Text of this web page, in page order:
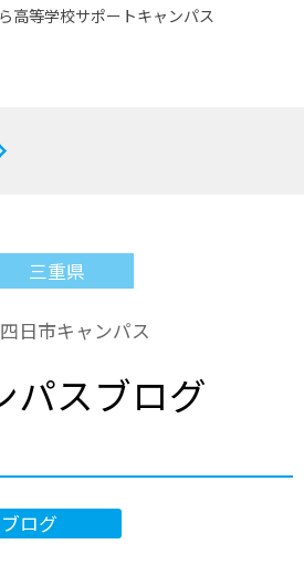
高等学校サポートキャンパス
三重県
日市キャンパス
パスブログ
ブログ